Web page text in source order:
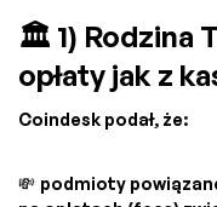
🏛️ 1) Rodzina
opłaty jak z
Coindesk podał, że:
💸 podmioty